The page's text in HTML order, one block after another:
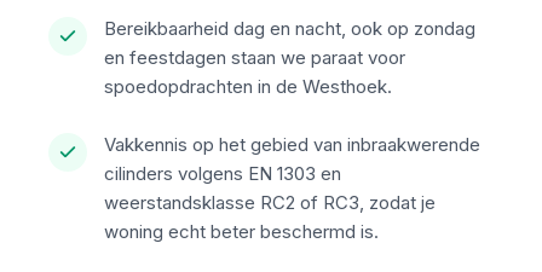
Bereikbaarheid dag en nacht, ook op zondag
en feestdagen staan we paraat voor
spoedopdrachten in de Westhoek.
Vakkennis op het gebied van inbraakwerende
cilinders volgens EN 1303 en
weerstandsklasse RC2 of RC3, zodat je
woning echt beter beschermd is.